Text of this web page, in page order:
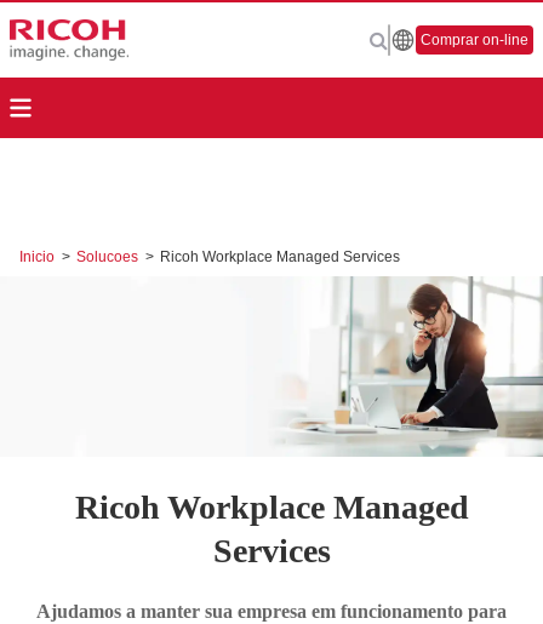
Comprar on-line
Inicio > Solucoes > Ricoh Workplace Managed Services
Ricoh Workplace Managed
Services
Ajudamos a manter sua empresa em funcionamento para